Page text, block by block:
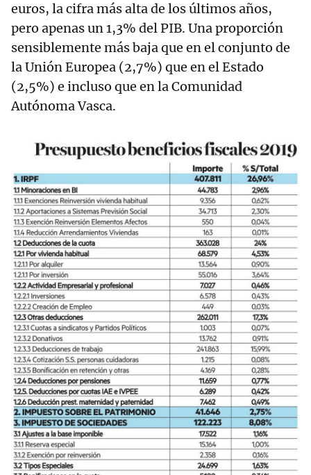
euros, la cifra más alta de los últimos años,
pero apenas un 1,3% del PIB. Una proporción
sensiblemente más baja que en el conjunto de
la Unión Europea (2,7%) que en el Estado
(2,5%) e incluso que en la Comunidad
Autónoma Vasca.